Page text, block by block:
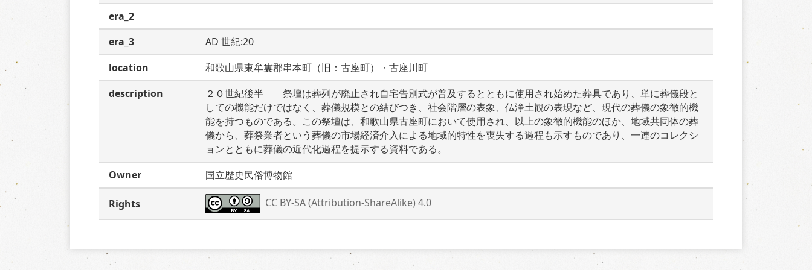
era_2
era_3
AD 世紀:20
location
和歌山県東牟婁郡串本町（旧：古座町）・古座川町
description
２０世紀後半　　祭壇は葬列が廃止され自宅告別式が普及するとともに使用され始めた葬具であり、単に葬儀段と
しての機能だけではなく、葬儀規模との結びつき、社会階層の表象、仏浄土観の表現など、現代の葬儀の象徴的機
能を持つものである。この祭壇は、和歌山県古座町において使用され、以上の象徴的機能のほか、地域共同体の葬
儀から、葬祭業者という葬儀の市場経済介入による地域的特性を喪失する過程も示すものであり、一連のコレクシ
ョンとともに葬儀の近代化過程を提示する資料である。
Owner
国立歴史民俗博物館
Rights CC BY-SA (Attribution-ShareAlike) 4.0